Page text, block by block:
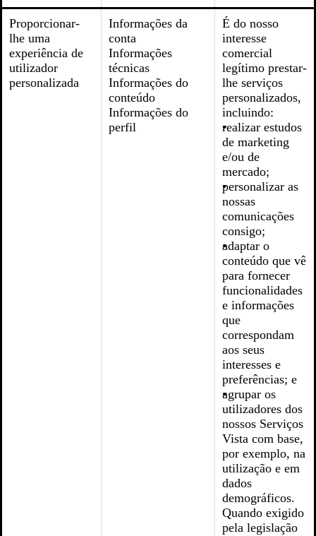
Proporcionar-
lhe uma
experiência de
utilizador
personalizada
Informações da
conta
Informações
técnicas
Informações do
conteúdo
Informações do
perfil
É do nosso
interesse
comercial
legítimo prestar-
lhe serviços
personalizados,
incluindo:
realizar estudos
de marketing
e/ou de
mercado;
personalizar as
nossas
comunicações
consigo;
adaptar o
conteúdo que vê
para fornecer
funcionalidades
e informações
que
correspondam
aos seus
interesses e
preferências; e
agrupar os
utilizadores dos
nossos Serviços
Vista com base,
por exemplo, na
utilização e em
dados
demográficos.
Quando exigido
pela legislação